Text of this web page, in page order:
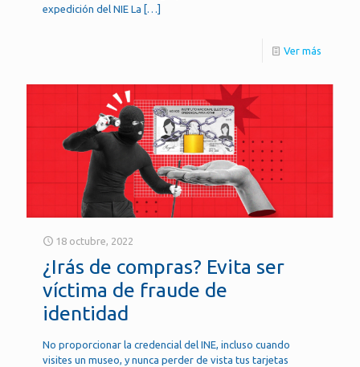
expedición del NIE La […]
Ver más
18 octubre, 2022
¿Irás de compras? Evita ser
víctima de fraude de
identidad
No proporcionar la credencial del INE, incluso cuando
visites un museo, y nunca perder de vista tus tarjetas